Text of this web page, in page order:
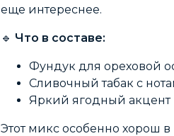
еще интереснее.
🔹 Что в составе:
Фундук для ореховой
Сливочный табак с
Яркий ягодный
Этот микс особенно хорош